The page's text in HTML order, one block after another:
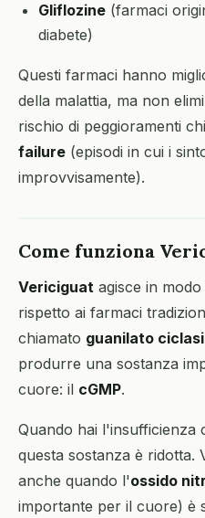
Gliflozine (farmaci
diabete)
Questi farmaci hanno
della malattia, ma non
rischio di peggioramenti
failure (episodi in cui i
improvvisamente).
Come funziona
Vericiguat agisce in
rispetto ai farmaci
chiamato guanilato
produrre una sostanza
cuore: il cGMP.
Quando hai l'insufficienza
questa sostanza è ridotta.
anche quando l'ossido
importante per il cuore) è